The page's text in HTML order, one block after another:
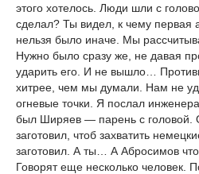
этого хотелось. Люди шли с
сделал? Ты видел, к чему первая
нельзя было иначе. Мы
Нужно было сразу же, не давая
ударить его. И не вышло…
хитрее, чем мы думали. Нам не
огневые точки. Я послал
был Ширяев — парень с головой.
заготовил, чтоб захватить
заготовил. А ты… А Абросимов
Говорят еще несколько человек.